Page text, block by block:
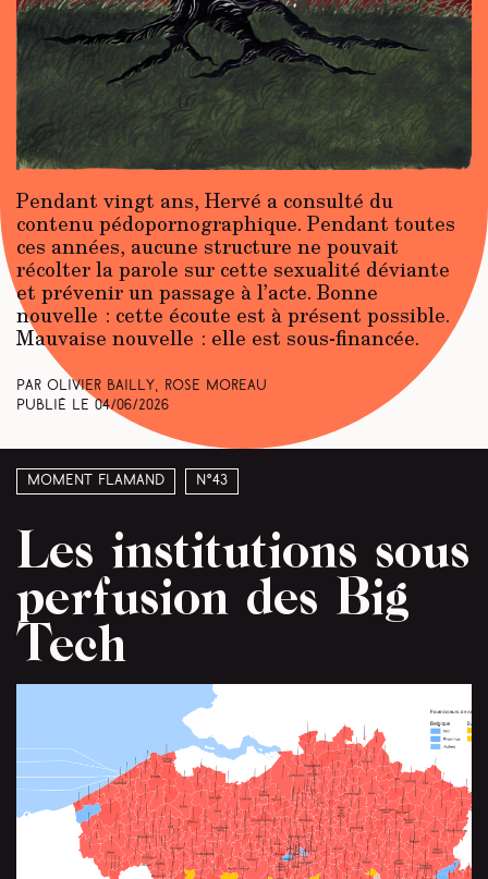
Pendant vingt ans, Hervé a consulté du
contenu pédopornographique. Pendant toutes
ces années, aucune structure ne pouvait
récolter la parole sur cette sexualité déviante
et prévenir un passage à l’acte. Bonne
nouvelle : cette écoute est à présent possible.
Mauvaise nouvelle : elle est sous-financée.
Par Olivier Bailly, Rose Moreau
Publié le 04/06/2026
Moment Flamand N°43
Les institutions sous
perfusion des Big
Tech